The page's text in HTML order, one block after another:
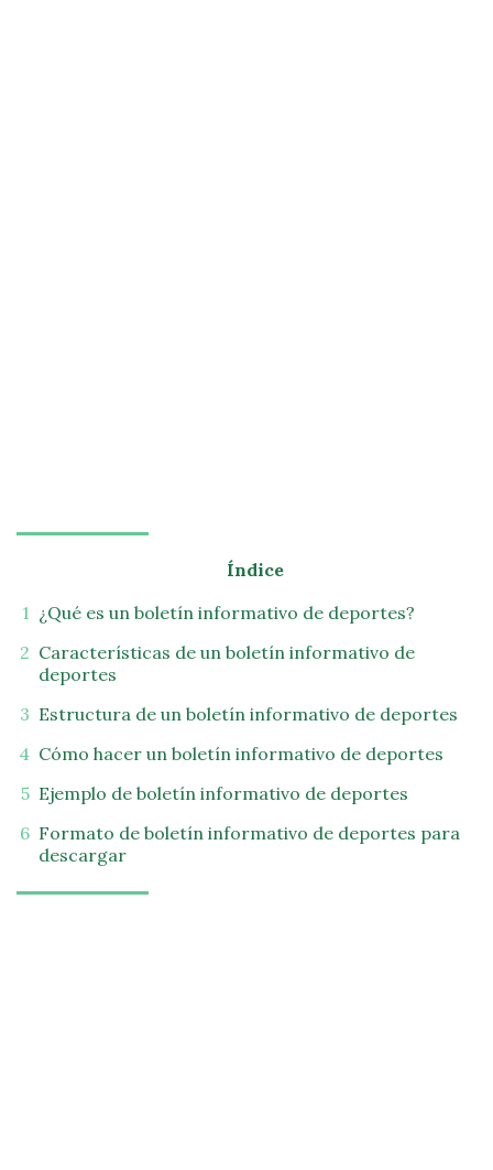
Índice
¿Qué es un boletín informativo de deportes?
Características de un boletín informativo de
deportes
Estructura de un boletín informativo de deportes
Cómo hacer un boletín informativo de deportes
Ejemplo de boletín informativo de deportes
Formato de boletín informativo de deportes para
descargar